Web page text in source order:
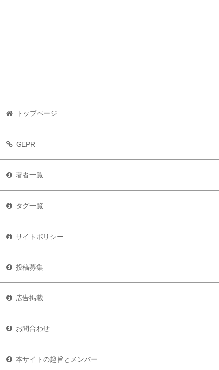
トップページ
GEPR
著者一覧
タグ一覧
サイトポリシー
投稿募集
広告掲載
お問合わせ
本サイトの趣旨とメンバー